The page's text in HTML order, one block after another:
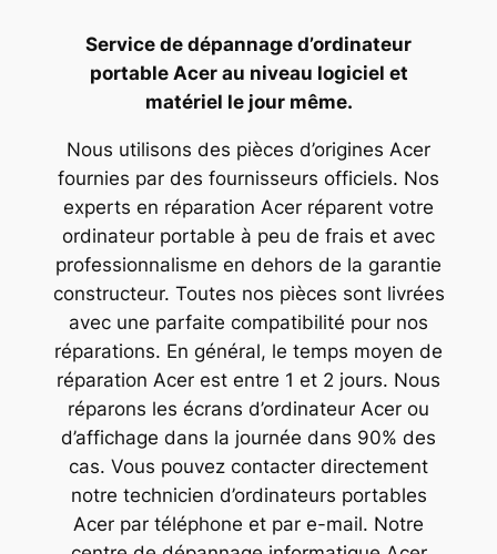
Service de dépannage d’ordinateur
portable Acer au niveau logiciel et
matériel le jour même.
Nous utilisons des pièces d’origines Acer
fournies par des fournisseurs officiels. Nos
experts en réparation Acer réparent votre
ordinateur portable à peu de frais et avec
professionnalisme en dehors de la garantie
constructeur. Toutes nos pièces sont livrées
avec une parfaite compatibilité pour nos
réparations. En général, le temps moyen de
réparation Acer est entre 1 et 2 jours. Nous
réparons les écrans d’ordinateur Acer ou
d’affichage dans la journée dans 90% des
cas. Vous pouvez contacter directement
notre technicien d’ordinateurs portables
Acer par téléphone et par e-mail. Notre